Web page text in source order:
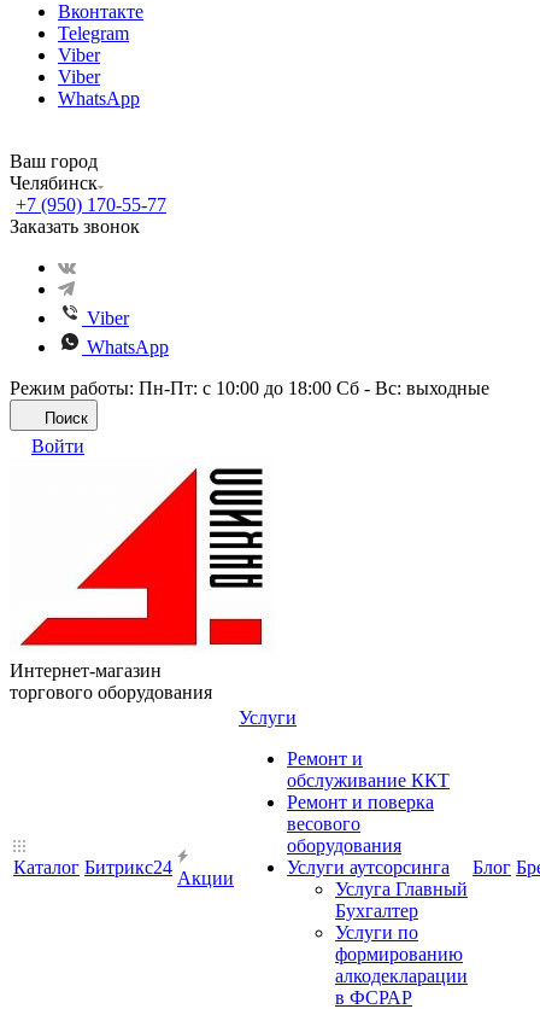
Вконтакте
Telegram
Viber
Viber
WhatsApp
Ваш город
Челябинск
+7 (950) 170-55-77
Заказать звонок
Viber
WhatsApp
Режим работы: Пн-Пт: с 10:00 до 18:00 Сб - Вс: выходные
Поиск
Войти
Интернет-магазин
торгового оборудования
Каталог Битрикс24
Акции
Услуги
Ремонт и
обслуживание ККТ
Ремонт и поверка
весового
оборудования
Услуги аутсорсинга
Услуга Главный
Бухгалтер
Услуги по
формированию
алкодекларации
в ФСРАР
Блог